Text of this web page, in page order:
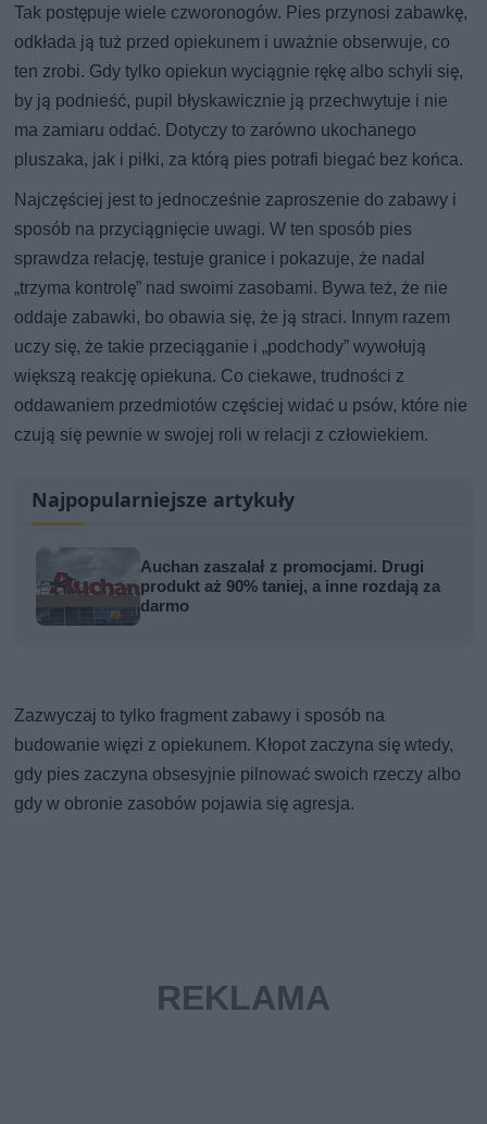
Tak postępuje wiele czworonogów. Pies przynosi zabawkę,
odkłada ją tuż przed opiekunem i uważnie obserwuje, co
ten zrobi. Gdy tylko opiekun wyciągnie rękę albo schyli się,
by ją podnieść, pupil błyskawicznie ją przechwytuje i nie
ma zamiaru oddać. Dotyczy to zarówno ukochanego
pluszaka, jak i piłki, za którą pies potrafi biegać bez końca.
Najczęściej jest to jednocześnie zaproszenie do zabawy i
sposób na przyciągnięcie uwagi. W ten sposób pies
sprawdza relację, testuje granice i pokazuje, że nadal
„trzyma kontrolę” nad swoimi zasobami. Bywa też, że nie
oddaje zabawki, bo obawia się, że ją straci. Innym razem
uczy się, że takie przeciąganie i „podchody” wywołują
większą reakcję opiekuna. Co ciekawe, trudności z
oddawaniem przedmiotów częściej widać u psów, które nie
czują się pewnie w swojej roli w relacji z człowiekiem.
Najpopularniejsze artykuły
Auchan zaszalał z promocjami. Drugi
produkt aż 90% taniej, a inne rozdają za
darmo
Zazwyczaj to tylko fragment zabawy i sposób na
budowanie więzi z opiekunem. Kłopot zaczyna się wtedy,
gdy pies zaczyna obsesyjnie pilnować swoich rzeczy albo
gdy w obronie zasobów pojawia się agresja.